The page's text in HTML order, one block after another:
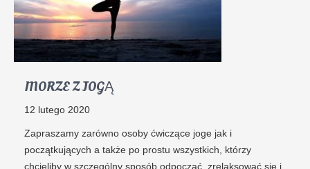
MORZE Z JOGĄ
12 lutego 2020
Zapraszamy zarówno osoby ćwiczące joge jak i
początkujących a także po prostu wszystkich, którzy
chcieliby w szczególny sposób odpocząć, zrelaksować się i